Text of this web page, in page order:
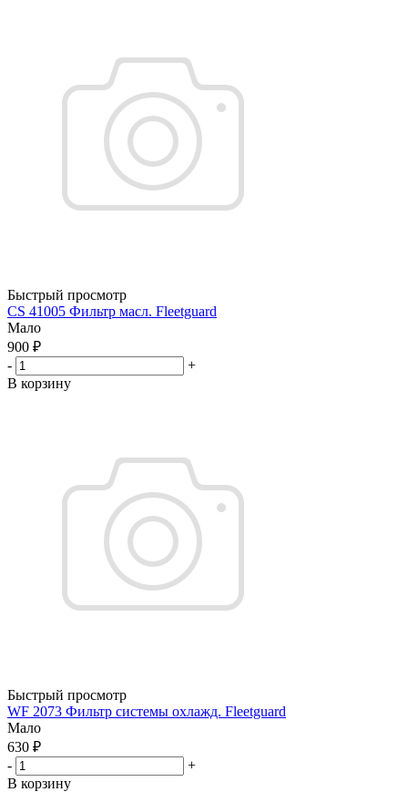
Быстрый просмотр
CS 41005 Фильтр масл. Fleetguard
Мало
900 ₽
-
+
В корзину
Быстрый просмотр
WF 2073 Фильтр системы охлажд. Fleetguard
Мало
630 ₽
-
+
В корзину